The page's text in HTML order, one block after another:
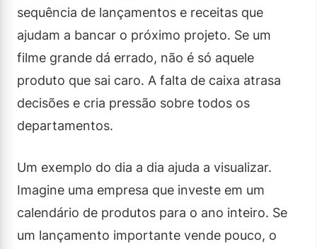
sequência de lançamentos e receitas que
ajudam a bancar o próximo projeto. Se um
filme grande dá errado, não é só aquele
produto que sai caro. A falta de caixa atrasa
decisões e cria pressão sobre todos os
departamentos.
Um exemplo do dia a dia ajuda a visualizar.
Imagine uma empresa que investe em um
calendário de produtos para o ano inteiro. Se
um lançamento importante vende pouco, o